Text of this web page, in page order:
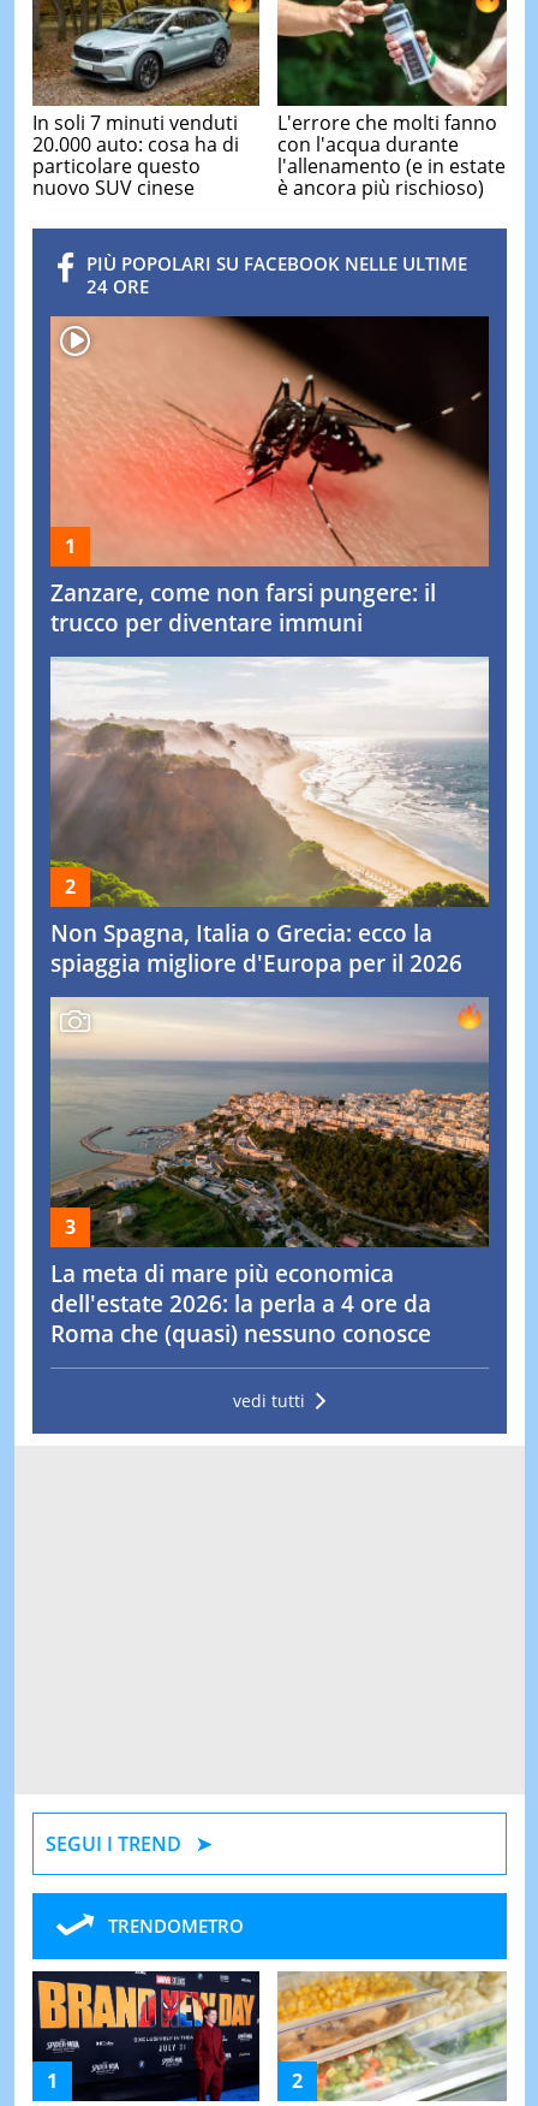
In soli 7 minuti venduti
20.000 auto: cosa ha di
particolare questo
nuovo SUV cinese
L'errore che molti fanno
con l'acqua durante
l'allenamento (e in estate
è ancora più rischioso)
PIÙ POPOLARI SU FACEBOOK NELLE ULTIME
24 ORE
Zanzare, come non farsi pungere: il
trucco per diventare immuni
Non Spagna, Italia o Grecia: ecco la
spiaggia migliore d'Europa per il 2026
La meta di mare più economica
dell'estate 2026: la perla a 4 ore da
Roma che (quasi) nessuno conosce
vedi tutti
SEGUI I TREND
TRENDOMETRO